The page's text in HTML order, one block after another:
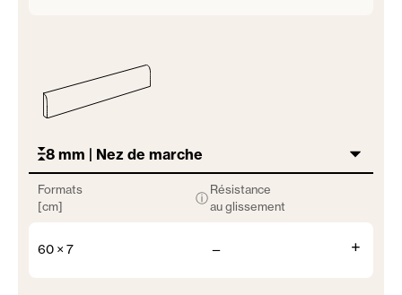
8 mm | Nez de marche
Formats
[cm]
Résistance
au glissement
ⓘ
60 × 7 — +